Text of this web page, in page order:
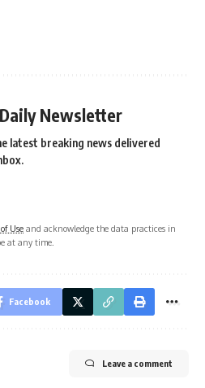
Newsletter
latest breaking news delivered
Use and acknowledge the data practices in
at any time.
Facebook
Leave a comment